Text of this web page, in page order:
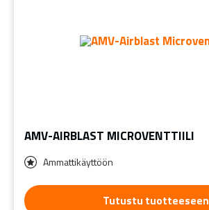
AMV-AIRBLAST MICROVENTTIILI
Ammattikäyttöön
Tutustu tuotteeseen